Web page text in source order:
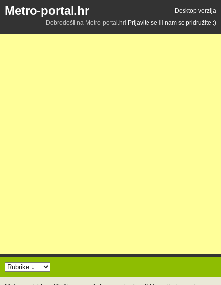
Metro-portal.hr
Desktop verzija
Dobrodošli na Metro-portal.hr! Prijavite se ili nam se pridružite :)